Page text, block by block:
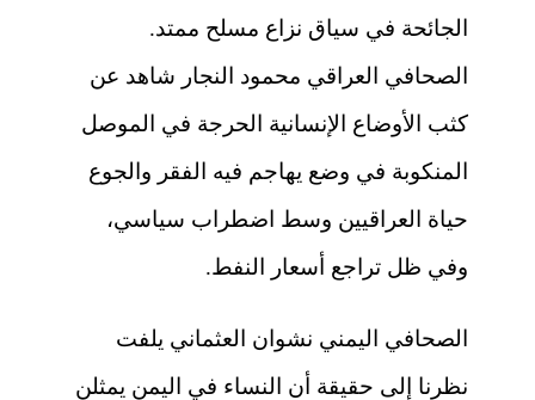
الجائحة في سياق نزاع مسلح ممتد.
الصحافي العراقي محمود النجار شاهد عن
كثب الأوضاع الإنسانية الحرجة في الموصل
المنكوبة في وضع يهاجم فيه الفقر والجوع
حياة العراقيين وسط اضطراب سياسي،
وفي ظل تراجع أسعار النفط.
الصحافي اليمني نشوان العثماني يلفت
نظرنا إلى حقيقة أن النساء في اليمن يمثلن